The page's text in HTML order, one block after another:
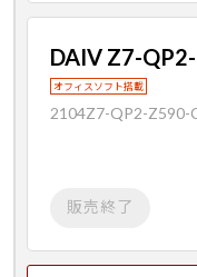
DAIV Z7-
オフィスソフト搭載
2104Z7-QP2-Z590-
販売終了